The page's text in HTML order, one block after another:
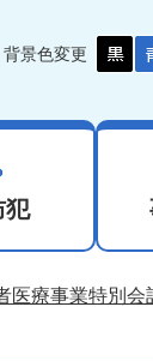
背景色変更
犯
医療事業特別会